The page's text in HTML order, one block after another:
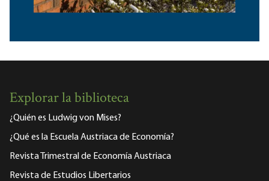
Explorar la biblioteca
¿Quién es Ludwig von Mises?
¿Qué es la Escuela Austriaca de Economía?
Revista Trimestral de Economía Austriaca
Revista de Estudios Libertarios